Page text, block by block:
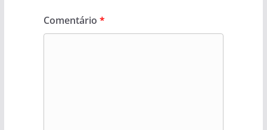
Comentário *